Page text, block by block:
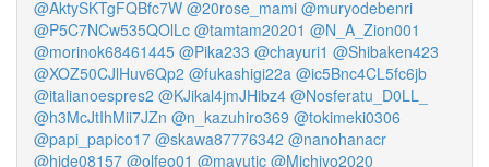
@AktySKTgFQBfc7W @20rose_mami @muryodebenri
@P5C7NCw535QOlLc @tamtam20201 @N_A_Zion001
@morinok68461445 @Pika233 @chayuri1 @Shibaken423
@XOZ50CJlHuv6Qp2 @fukashigi22a @ic5Bnc4CL5fc6jb
@italianoespres2 @KJikal4jmJHibz4 @Nosferatu_D0LL_
@h3McJtIhMii7JZn @n_kazuhiro369 @tokimeki0306
@papi_papico17 @skawa87776342 @nanohanacr
@hide08157 @olfeo01 @mayutic @Michiyo2020